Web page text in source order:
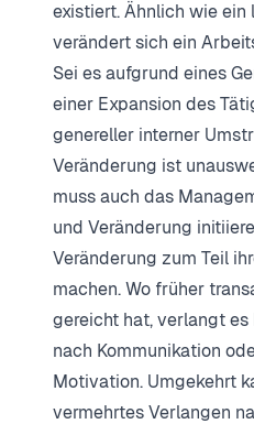
existiert. Ähnlich wie ein
verändert sich ein
Sei es aufgrund eines
einer Expansion des
genereller interner
Veränderung ist
muss auch das
und Veränderung
Veränderung zum Teil
machen. Wo früher
gereicht hat, verlangt
nach Kommunikation
Motivation. Umgekehrt
vermehrtes Verlangen